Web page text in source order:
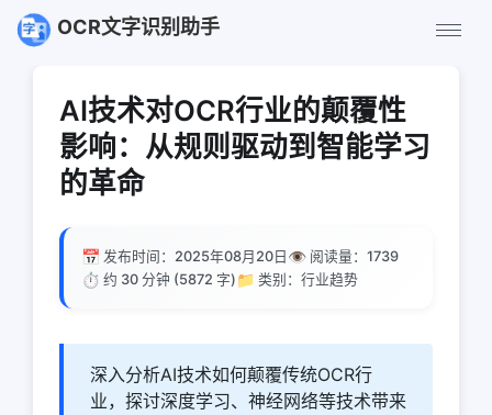
OCR文字识别助手
AI技术对OCR行业的颠覆性
影响：从规则驱动到智能学习
的革命
📅 发布时间：2025年08月20日 👁️ 阅读量： 1739
⏱️ 约 30 分钟 (5872 字) 📁 类别：行业趋势
深入分析AI技术如何颠覆传统OCR行
业，探讨深度学习、神经网络等技术带来